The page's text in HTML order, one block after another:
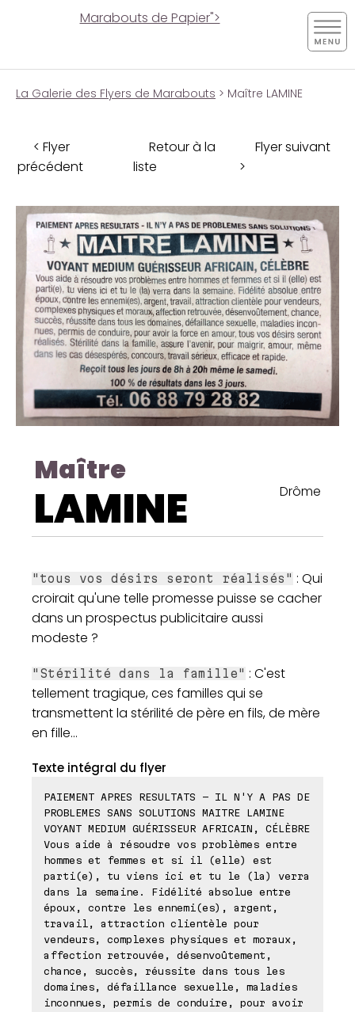
Marabouts de Papier">
La Galerie des Flyers de Marabouts > Maître LAMINE
< Flyer
précédent
Retour à la
liste
Flyer suivant
>
Maître
LAMINE Drôme
"tous vos désirs seront réalisés" : Qui
croirait qu'une telle promesse puisse se cacher
dans un prospectus publicitaire aussi
modeste ?
"Stérilité dans la famille" : C'est
tellement tragique, ces familles qui se
transmettent la stérilité de père en fils, de mère
en fille...
Texte intégral du flyer
PAIEMENT APRES RESULTATS - IL N'Y A PAS DE
PROBLEMES SANS SOLUTIONS MAITRE LAMINE
VOYANT MEDIUM GUÉRISSEUR AFRICAIN, CÉLÈBRE
Vous aide à résoudre vos problèmes entre
hommes et femmes et si il (elle) est
parti(e), tu viens ici et tu le (la) verra
dans la semaine. Fidélité absolue entre
époux, contre les ennemi(es), argent,
travail, attraction clientèle pour
vendeurs, complexes physiques et moraux,
affection retrouvée, désenvoûtement,
chance, succès, réussite dans tous les
domaines, défaillance sexuelle, maladies
inconnues, permis de conduire, pour avoir